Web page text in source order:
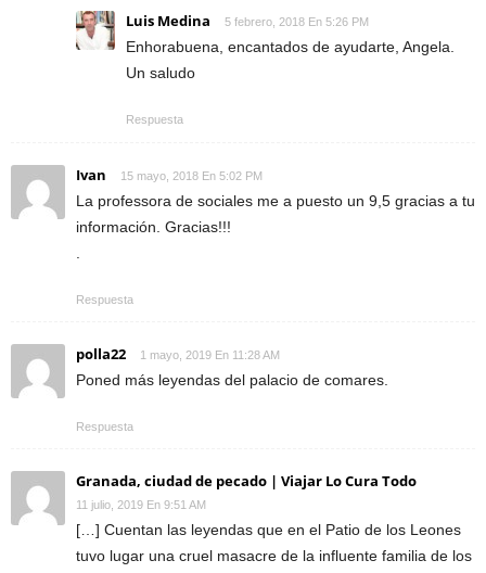
Luis Medina 5 febrero, 2018 En 5:26 PM
Enhorabuena, encantados de ayudarte, Angela.
Un saludo
Respuesta
Ivan 15 mayo, 2018 En 5:02 PM
La professora de sociales me a puesto un 9,5 gracias a tu
información. Gracias!!!
Respuesta
polla22 1 mayo, 2019 En 11:28 AM
Poned más leyendas del palacio de comares.
Respuesta
Granada, ciudad de pecado | Viajar Lo Cura Todo
11 julio, 2019 En 9:51 AM
[…] Cuentan las leyendas que en el Patio de los Leones
tuvo lugar una cruel masacre de la influente familia de los